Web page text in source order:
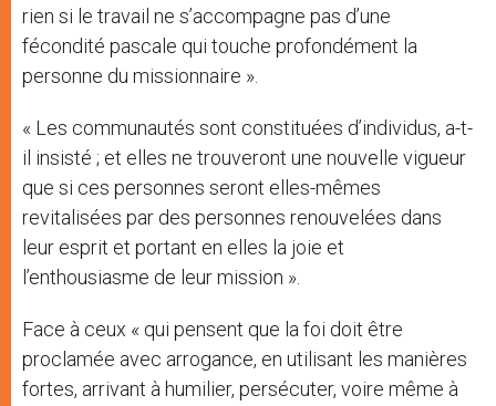
rien si le travail ne s’accompagne pas d’une
fécondité pascale qui touche profondément la
personne du missionnaire ».
« Les communautés sont constituées d’individus, a-t-
il insisté ; et elles ne trouveront une nouvelle vigueur
que si ces personnes seront elles-mêmes
revitalisées par des personnes renouvelées dans
leur esprit et portant en elles la joie et
l’enthousiasme de leur mission ».
Face à ceux « qui pensent que la foi doit être
proclamée avec arrogance, en utilisant les manières
fortes, arrivant à humilier, persécuter, voire même à